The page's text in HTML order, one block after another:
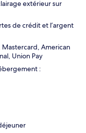
extérieur sur
de crédit et l’argent
American
Union Pay
: